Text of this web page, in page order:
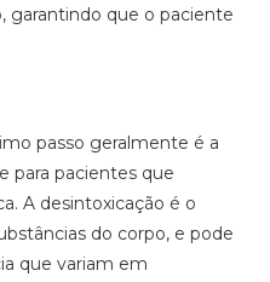
garantindo que o paciente
passo geralmente é a
para pacientes que
A desintoxicação é o
do corpo, e pode
que variam em